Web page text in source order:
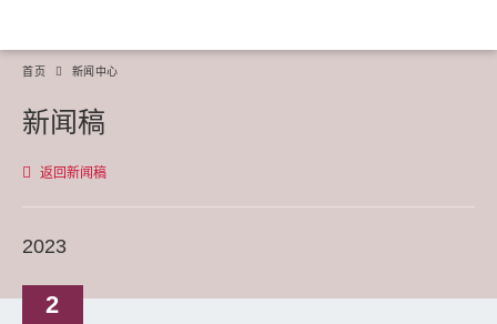
首页 新闻中心
新闻稿
返回新闻稿
2023
2